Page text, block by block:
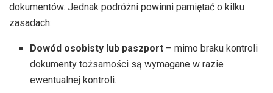
dokumentów. Jednak podróżni powinni pamiętać o kilku
zasadach:
Dowód osobisty lub paszport – mimo braku kontroli
dokumenty tożsamości są wymagane w razie
ewentualnej kontroli.